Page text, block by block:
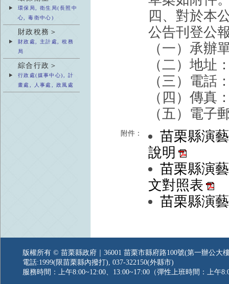
環保局, 衛生局(長照中
心, 毒衛中心)
財政稅務＞
財政處, 主計處, 稅務
局
綜合行政＞
行政處(媒事中心), 計
畫處, 人事處, 政風處
四、對於本
公告刊登公
（一）承辦
（二）地址
（三）電話
（四）傳真
（五）電子
附件：
苗栗縣演
說明
苗栗縣演
文對照表
苗栗縣演
版權所有 © 苗栗縣政府｜36001 苗栗市縣府路100號(第一辦公大
電話:1999(限苗栗縣內撥打), 037-322150(外縣市)
服務時間：上午8:00~12:00、13:00~17:00（彈性上班時間：上午